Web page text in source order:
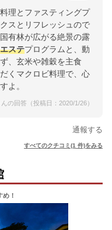
理とファスティングプ
スとリフレッシュので
有林が広がる絶景の露
エステプログラムと、動
、玄米や雑穀を主食
くマクロビ料理で、心
よ。
の回答（投稿日：2020/1/26）
通報する
すべてのクチコミ(1 件)をみる
め！